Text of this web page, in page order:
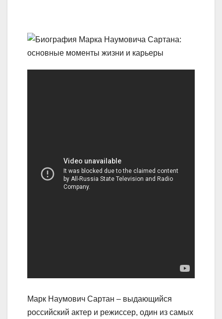
Марк Наумович Сартан – выдающийся
российский актер и режиссер, один из самых